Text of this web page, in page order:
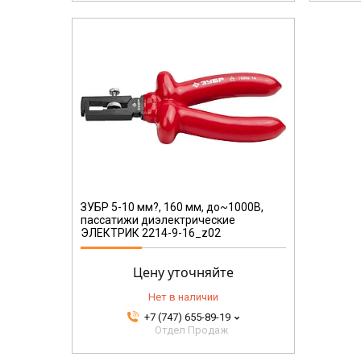
ЗУБР 5-10 мм?, 160 мм, до~1000В,
пассатижи диэлектрические
ЭЛЕКТРИК 2214-9-16_z02
Цену уточняйте
Нет в наличии
+7 (747) 655-89-19
Отдел Продаж